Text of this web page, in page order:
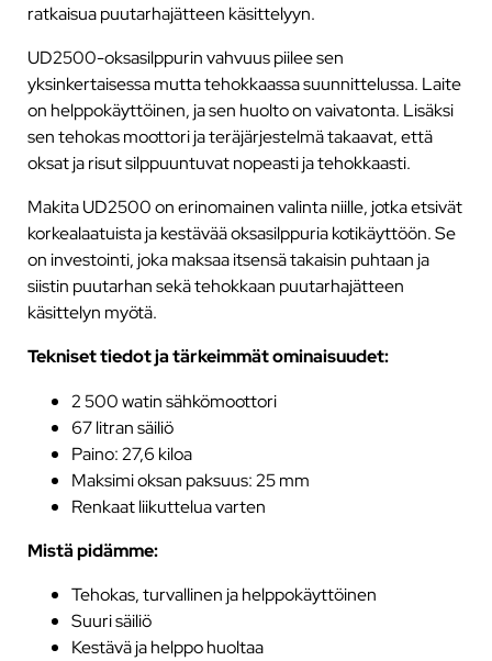
ratkaisua puutarhajätteen käsittelyyn.
UD2500-oksasilppurin vahvuus piilee sen
yksinkertaisessa mutta tehokkaassa suunnittelussa. Laite
on helppokäyttöinen, ja sen huolto on vaivatonta. Lisäksi
sen tehokas moottori ja teräjärjestelmä takaavat, että
oksat ja risut silppuuntuvat nopeasti ja tehokkaasti.
Makita UD2500 on erinomainen valinta niille, jotka etsivät
korkealaatuista ja kestävää oksasilppuria kotikäyttöön. Se
on investointi, joka maksaa itsensä takaisin puhtaan ja
siistin puutarhan sekä tehokkaan puutarhajätteen
käsittelyn myötä.
Tekniset tiedot ja tärkeimmät ominaisuudet:
2 500 watin sähkömoottori
67 litran säiliö
Paino: 27,6 kiloa
Maksimi oksan paksuus: 25 mm
Renkaat liikuttelua varten
Mistä pidämme:
Tehokas, turvallinen ja helppokäyttöinen
Suuri säiliö
Kestävä ja helppo huoltaa